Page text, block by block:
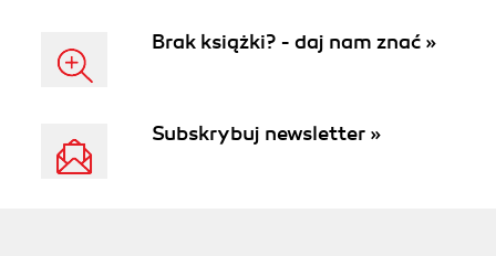
Brak książki? - daj nam znać »
Subskrybuj newsletter »